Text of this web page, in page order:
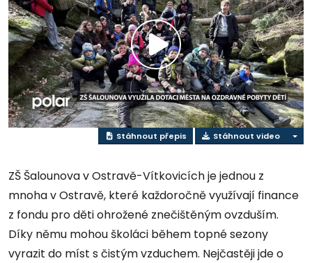
Přehrát
video
Stáhnout přepis Stáhnout video
ZŠ Šalounova v Ostravě-Vítkovicích je jednou z
mnoha v Ostravě, které každoročně využívají finance
z fondu pro děti ohrožené znečištěným ovzduším.
Díky němu mohou školáci během topné sezony
vyrazit do míst s čistým vzduchem. Nejčastěji jde o